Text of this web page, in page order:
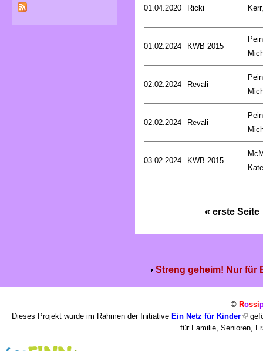
01.04.2020 Ricki
01.02.2024 KWB 2015
02.02.2024 Revali
02.02.2024 Revali
03.02.2024 KWB 2015
Kate
« erste Seite
Streng geheim! Nur für
© Rossi
Dieses Projekt wurde im Rahmen der Initiative Ein Netz für Kinder
für Familie, Senioren,